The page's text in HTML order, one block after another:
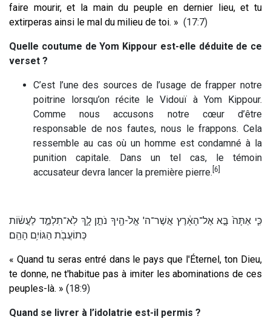
faire mourir, et la main du peuple en dernier lieu, et tu
extirperas ainsi le mal du milieu de toi. » (17:7)
Quelle coutume de Yom Kippour est-elle déduite de ce
verset ?
C’est l’une des sources de l’usage de frapper notre
poitrine lorsqu’on récite le Vidouï à Yom Kippour.
Comme nous accusons notre cœur d’être
responsable de nos fautes, nous le frappons. Cela
ressemble au cas où un homme est condamné à la
punition capitale. Dans un tel cas, le témoin
accusateur devra lancer la première pierre. [6]
כִּ֤י אַתָּה֙ בָּ֣א אֶל־הָאָ֔רֶץ אֲשֶׁר־ה' אֱלֹ-הֶ֖יךָ נֹתֵ֣ן לָ֑ךְ לֹֽא־תִלְמַ֣ד לַעֲשׂ֔וֹת
כְּתוֹעֲבֹ֖ת הַגּוֹיִ֥ם הָהֵֽם׃
« Quand tu seras entré dans le pays que l'Éternel, ton Dieu,
te donne, ne t'habitue pas à imiter les abominations de ces
peuples-là. » (18:9)
Quand se livrer à l’idolatrie est-il permis ?